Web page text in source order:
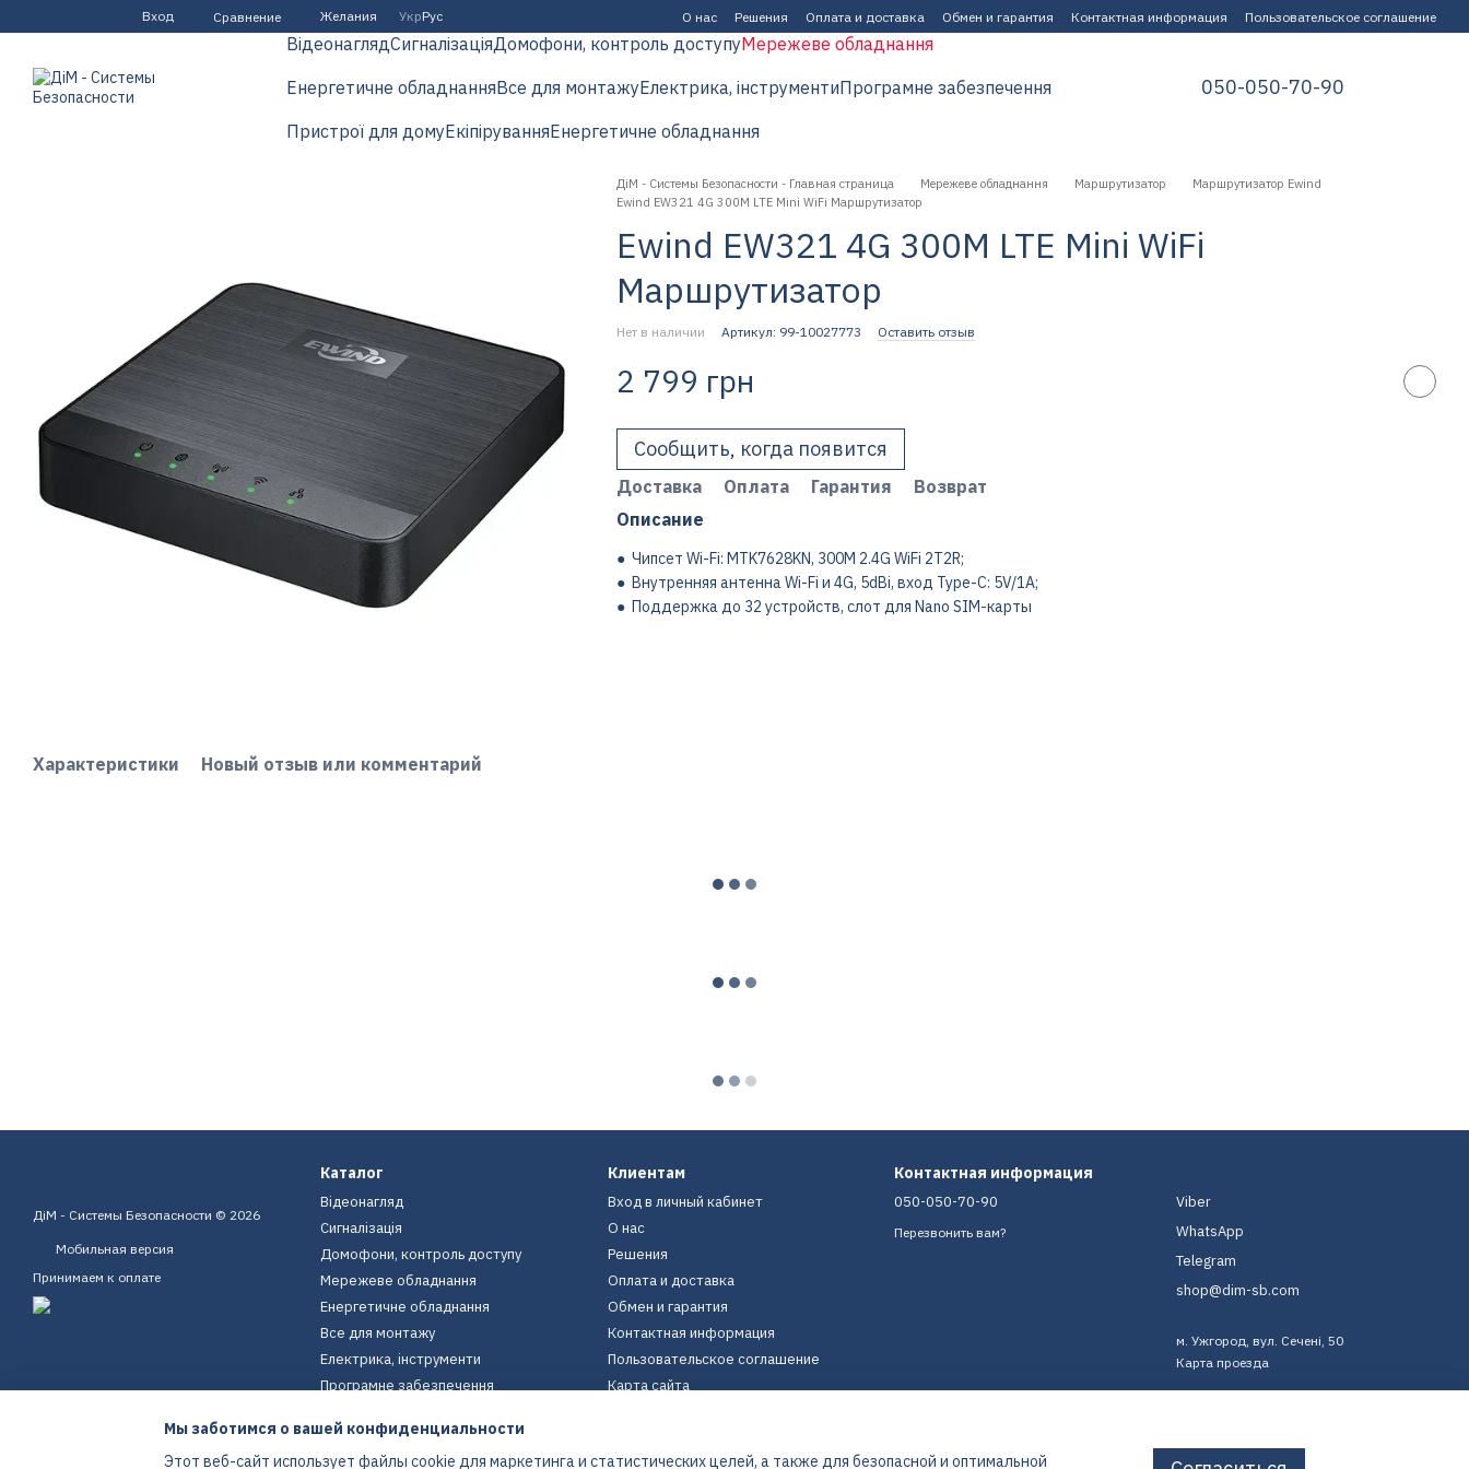
Перейти к основному контенту
Вход Сравнение Желания УкрРус О нас Решения Оплата и доставка Обмен и гарантия Контактная информация Пользовательское соглашение
ВідеонаглядСигналізаціяДомофони, контроль доступуМережеве обладнання
Енергетичне обладнанняВсе для монтажуЕлектрика, інструментиПрограмне забезпечення
Пристрої для домуЕкіпіруванняЕнергетичне обладнання
050-050-70-90
Характеристики Новый отзыв или комментарий
ДіМ - Системы Безопасности - Главная страница Мережеве обладнання Маршрутизатор
Маршрутизатор Ewind
Ewind EW321 4G 300M LTE Mini WiFi Маршрутизатор
Ewind EW321 4G 300M LTE Mini WiFi
Маршрутизатор
Нет в наличии Артикул: 99-10027773 Оставить отзыв
2 799 грн
Сообщить, когда появится
Доставка Оплата Гарантия
Возврат
Описание
● Чипсет Wi-Fi: MTK7628KN, 300M 2.4G WiFi 2T2R;
● Внутренняя антенна Wi-Fi и 4G, 5dBi, вход Type-C: 5V/1A;
● Поддержка до 32 устройств, слот для Nano SIM-карты
ДіМ - Системы Безопасности © 2026
Мобильная версия
Принимаем к оплате
Каталог
Відеонагляд
Сигналізація
Домофони, контроль доступу
Мережеве обладнання
Енергетичне обладнання
Все для монтажу
Електрика, інструменти
Програмне забезпечення
Екіпірування
Енергетичне обладнання
Клиентам
Вход в личный кабинет
О нас
Решения
Оплата и доставка
Обмен и гарантия
Контактная информация
Пользовательское соглашение
Карта сайта
Контактная информация
050-050-70-90
Перезвонить вам?
Viber
WhatsApp
Telegram
shop@dim-sb.com
м. Ужгород, вул. Сечені, 50
Карта проезда
Мы заботимся о вашей конфиденциальности
Этот веб-сайт использует файлы cookie для маркетинга и статистических целей, а также для безопасной и оптимальной